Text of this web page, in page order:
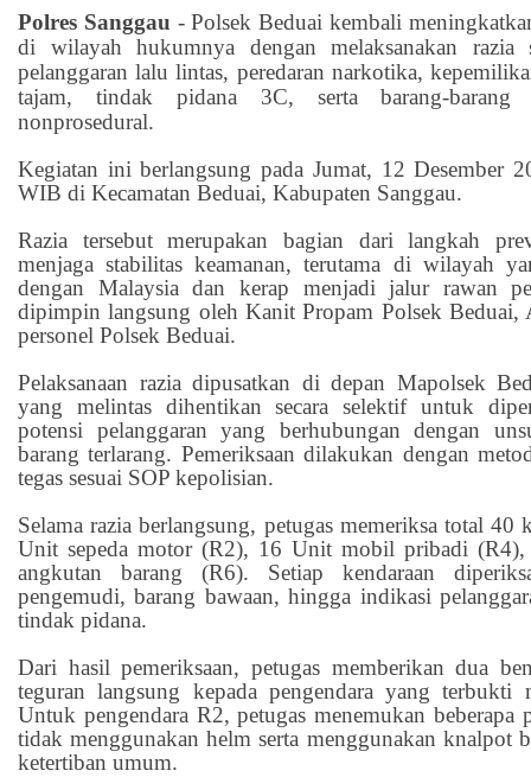
Polres Sanggau - Polsek Beduai kembali
di wilayah hukumnya dengan melaksanakan razia
pelanggaran lalu lintas, peredaran narkotika,
tajam, tindak pidana 3C, serta barang-
nonprosedural.
Kegiatan ini berlangsung pada Jumat, 12 Desember
WIB di Kecamatan Beduai, Kabupaten Sanggau.
Razia tersebut merupakan bagian dari langkah
menjaga stabilitas keamanan, terutama di wilayah
dengan Malaysia dan kerap menjadi jalur rawan
dipimpin langsung oleh Kanit Propam Polsek Beduai,
personel Polsek Beduai.
Pelaksanaan razia dipusatkan di depan Mapolsek
yang melintas dihentikan secara selektif untuk
potensi pelanggaran yang berhubungan dengan
barang terlarang. Pemeriksaan dilakukan dengan
tegas sesuai SOP kepolisian.
Selama razia berlangsung, petugas memeriksa total 40
Unit sepeda motor (R2), 16 Unit mobil pribadi (R4),
angkutan barang (R6). Setiap kendaraan
pengemudi, barang bawaan, hingga indikasi
tindak pidana.
Dari hasil pemeriksaan, petugas memberikan dua
teguran langsung kepada pengendara yang terbukti
Untuk pengendara R2, petugas menemukan beberapa
tidak menggunakan helm serta menggunakan knalpot
ketertiban umum.